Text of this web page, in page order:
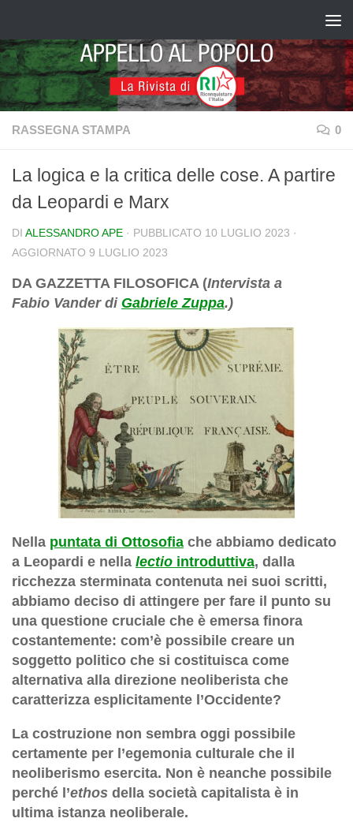
RASSEGNA STAMPA 0
La logica e la critica delle cose. A partire
da Leopardi e Marx
DI ALESSANDRO APE · PUBBLICATO 10 LUGLIO 2023 ·
AGGIORNATO 9 LUGLIO 2023
DA GAZZETTA FILOSOFICA (Intervista a
Fabio Vander di Gabriele Zuppa.)
Nella puntata di Ottosofia che abbiamo dedicato
a Leopardi e nella lectio introduttiva, dalla
ricchezza sterminata contenuta nei suoi scritti,
abbiamo deciso di attingere per fare il punto su
una questione cruciale che è emersa finora
costantemente: com’è possibile creare un
soggetto politico che si costituisca come
alternativa alla direzione neoliberista che
caratterizza esplicitamente l’Occidente?
La costruzione non sembra oggi possibile
certamente per l’egemonia culturale che il
neoliberismo esercita. Non è neanche possibile
perché l’ethos della società capitalista è in
ultima istanza neoliberale.